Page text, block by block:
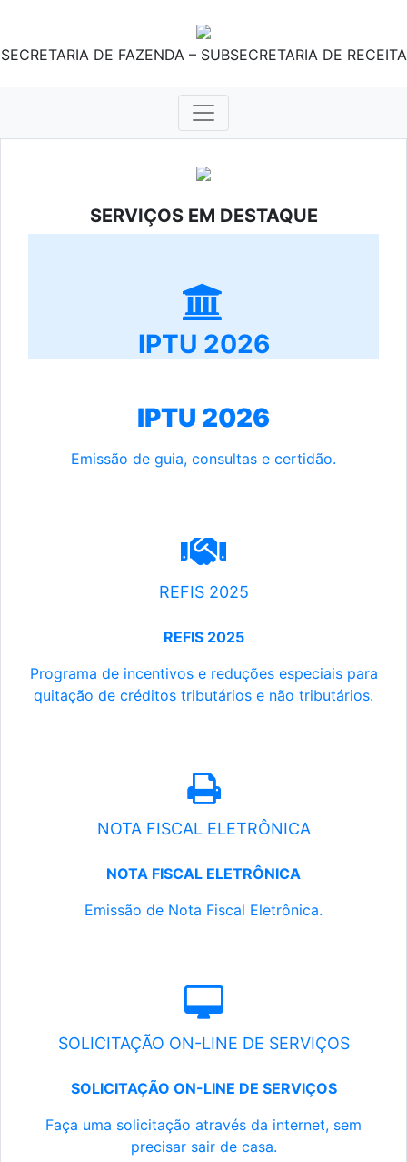
SECRETARIA DE FAZENDA – SUBSECRETARIA DE RECEITA
SERVIÇOS EM DESTAQUE
IPTU 2026
IPTU 2026
Emissão de guia, consultas e certidão.
REFIS 2025
REFIS 2025
Programa de incentivos e reduções especiais para
quitação de créditos tributários e não tributários.
NOTA FISCAL ELETRÔNICA
NOTA FISCAL ELETRÔNICA
Emissão de Nota Fiscal Eletrônica.
SOLICITAÇÃO ON-LINE DE SERVIÇOS
SOLICITAÇÃO ON-LINE DE SERVIÇOS
Faça uma solicitação através da internet, sem
precisar sair de casa.